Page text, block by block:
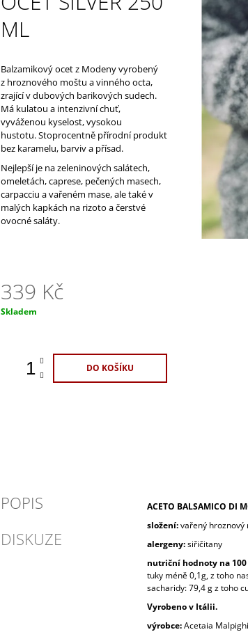
ML
Balzamikový ocet z Modenyvyrobený
z hroznového moštu a vinného octa,
zrající vdubových barikových sudech.
Má kulatou a intenzivní chuť,
vyváženou kyselost, vysokou
hustotu. Stoprocentně přírodní produkt
bez karamelu, barviv a přísad.
Nejlepší je na zeleninových salátech,
omeletách, caprese, pečených masech,
carpacciu a vařeném mase, ale také v
malých kapkách na rizoto a čerstvé
ovocné saláty.
339 Kč
Měrná
Skladem
DO KOŠÍKU
POPIS
DISKUZE
ACETO BALSAMICO DI
složení:vařený hroznový
alergeny:siřičitany
nutriční hodnoty na
tuky méně 0,1g, z toho
sacharidy: 79,4 g z toho
Vyrobeno v Itálii.
výrobce:Acetaia
420 Kč
1